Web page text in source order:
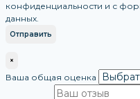
конфиденциальности и с
данных.
×
Ваша общая оценка